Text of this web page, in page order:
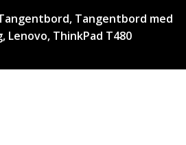
Tangentbord med
Lenovo, ThinkPad T480